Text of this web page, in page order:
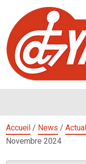
contenu
Accueil/ News/
Novembre 2024